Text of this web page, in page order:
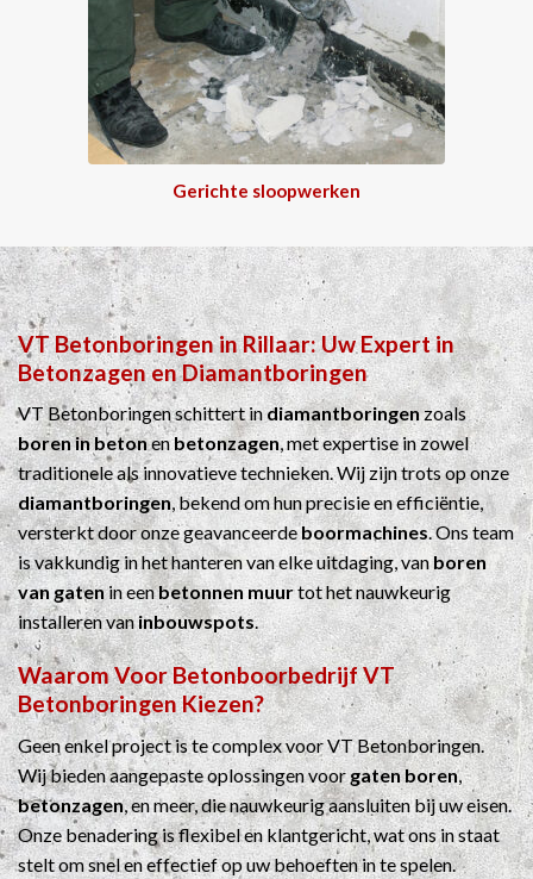
Gerichte sloopwerken
VT BetonboringeninRillaar: Uw Expert in
BetonzagenenDiamantboringen
VT Betonboringen schittert indiamantboringenzoals
boren in betonenbetonzagen, met expertise in zowel
traditionele als innovatieve technieken. Wij zijn trots op onze
diamantboringen, bekend om hun precisie en efficiëntie,
versterkt door onze geavanceerdeboormachines. Ons team
is vakkundig in het hanteren van elke uitdaging, vanboren
van gatenin eenbetonnen muurtot het nauwkeurig
installeren vaninbouwspots.
Waarom VoorBetonboorbedrijfVT
Betonboringen Kiezen?
Geen enkel project is te complex voor VT Betonboringen.
Wij bieden aangepaste oplossingen voorgaten boren,
betonzagen, en meer, die nauwkeurig aansluiten bij uw eisen.
Onze benadering is flexibel en klantgericht, wat ons in staat
stelt om snel en effectief op uw behoeften in te spelen.